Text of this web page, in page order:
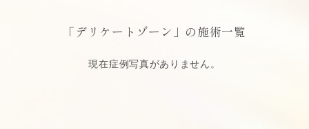
「デリケートゾーン」の施術一覧
現在症例写真がありません。